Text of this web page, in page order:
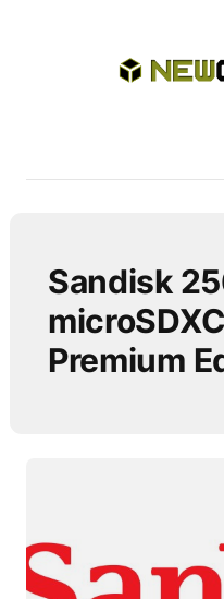
Sandisk
Premium